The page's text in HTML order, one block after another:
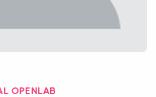
OPENLAB